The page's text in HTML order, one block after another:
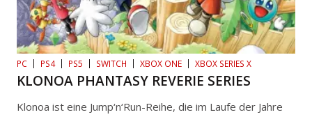
PC PS4 PS5 SWITCH XBOX ONE XBOX SERIES X
KLONOA PHANTASY REVERIE SERIES
Klonoa ist eine Jump‘n‘Run-Reihe, die im Laufe der Jahre